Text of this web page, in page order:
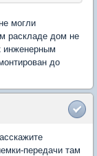
могли
раскладе дом не
инженерным
до
передачи там